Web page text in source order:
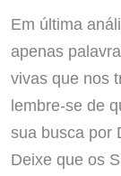
Em última
apenas
vivas que nos
lembre-se de
sua busca por
Deixe que os